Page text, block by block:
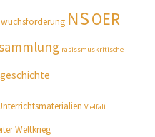
NSOER
rasissmuskritische
Vielfalt
Weltkrieg